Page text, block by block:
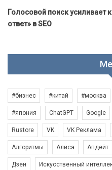
Голосовой поиск усиливает
ответ» в SEO
#бизнес #китай #москва
#япония ChatGPT Google
Rustore VK VK Реклама
Алгоритмы Алиса Апдейт
Дзен Искусственный